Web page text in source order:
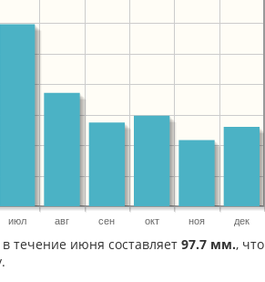
июл авг сен окт ноя дек
течение июня составляет 97.7 мм., что